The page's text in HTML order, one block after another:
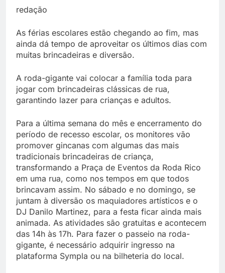
redação
As férias escolares estão chegando ao fim, mas
ainda dá tempo de aproveitar os últimos dias com
muitas brincadeiras e diversão.
A roda-gigante vai colocar a família toda para
jogar com brincadeiras clássicas de rua,
garantindo lazer para crianças e adultos.
Para a última semana do mês e encerramento do
período de recesso escolar, os monitores vão
promover gincanas com algumas das mais
tradicionais brincadeiras de criança,
transformando a Praça de Eventos da Roda Rico
em uma rua, como nos tempos em que todos
brincavam assim. No sábado e no domingo, se
juntam à diversão os maquiadores artísticos e o
DJ Danilo Martinez, para a festa ficar ainda mais
animada. As atividades são gratuitas e acontecem
das 14h às 17h. Para fazer o passeio na roda-
gigante, é necessário adquirir ingresso na
plataforma Sympla ou na bilheteria do local.